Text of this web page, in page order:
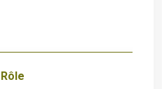
Rôle